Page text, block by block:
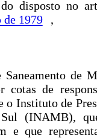
disposto no
de 1979
,
de
cotas de
Instituto de
(INAMB),
e que